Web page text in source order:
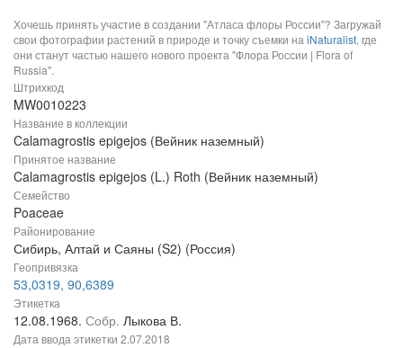
Хочешь принять участие в создании "Атласа флоры России"? Загружай
свои фотографии растений в природе и точку съемки на iNaturalist, где
они станут частью нашего нового проекта "Флора России | Flora of
Russia".
Штрихкод
MW0010223
Название в коллекции
Calamagrostis epigejos (Вейник наземный)
Принятое название
Calamagrostis epigejos (L.) Roth (Вейник наземный)
Семейство
Poaceae
Районирование
Сибирь, Алтай и Саяны (S2) (Россия)
Геопривязка
53,0319, 90,6389
Этикетка
12.08.1968. Собр. Лыкова В.
Дата ввода этикетки 2.07.2018